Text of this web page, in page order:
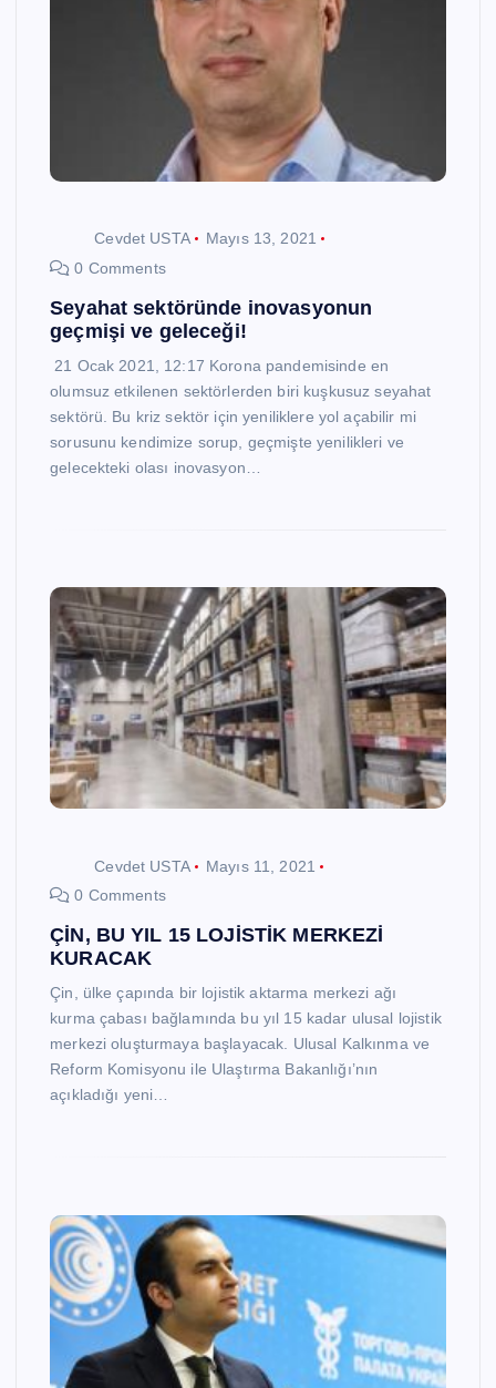
Cevdet USTA
Mayıs 13, 2021
0 Comments
Seyahat sektöründe inovasyonun
geçmişi ve geleceği!
21 Ocak 2021, 12:17 Korona pandemisinde en
olumsuz etkilenen sektörlerden biri kuşkusuz seyahat
sektörü. Bu kriz sektör için yeniliklere yol açabilir mi
sorusunu kendimize sorup, geçmişte yenilikleri ve
gelecekteki olası inovasyon…
Cevdet USTA
Mayıs 11, 2021
0 Comments
ÇİN, BU YIL 15 LOJİSTİK MERKEZİ
KURACAK
Çin, ülke çapında bir lojistik aktarma merkezi ağı
kurma çabası bağlamında bu yıl 15 kadar ulusal lojistik
merkezi oluşturmaya başlayacak. Ulusal Kalkınma ve
Reform Komisyonu ile Ulaştırma Bakanlığı’nın
açıkladığı yeni…